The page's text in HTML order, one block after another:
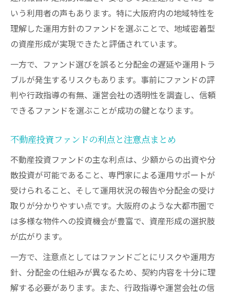
いう利用者の声もあります。特に大阪府内の地域特性を
理解した運用方針のファンドを選ぶことで、地域密着型
の資産形成が実現できたと評価されています。
一方で、ファンド選びを誤ると分配金の遅延や運用トラ
ブルが発生するリスクもあります。事前にファンドの評
判や行政指導の有無、運営会社の透明性を調査し、信頼
できるファンドを選ぶことが成功の鍵となります。
不動産投資ファンドの利点と注意点まとめ
不動産投資ファンドの主な利点は、少額からの出資や分
散投資が可能であること、専門家による運用サポートが
受けられること、そして運用状況の報告や分配金の受け
取りが分かりやすい点です。大阪府のような大都市圏で
は多様な物件への投資機会が豊富で、資産形成の選択肢
が広がります。
一方で、注意点としてはファンドごとにリスクや運用方
針、分配金の仕組みが異なるため、契約内容を十分に理
解する必要があります。また、行政指導や運営会社の信